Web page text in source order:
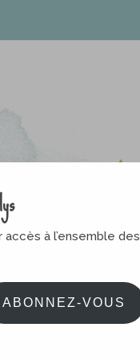
à l’ensemble des
ABONNEZ-VOUS